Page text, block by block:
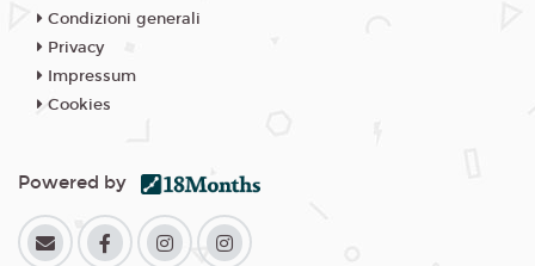
Condizioni generali
Privacy
Impressum
Cookies
Powered by